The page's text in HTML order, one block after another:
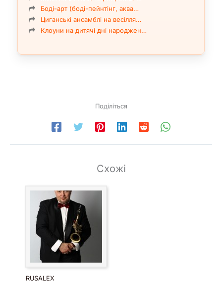
Боді-арт (боді-пейнтінг, аква…
Циганські ансамблі на весілля…
Клоуни на дитячі дні народжен…
Поділіться
Схожі
RUSALEX